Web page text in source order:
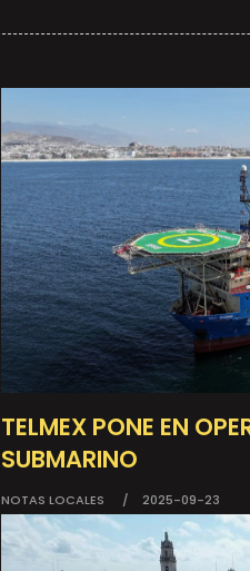
TELMEX PONE EN
SUBMARINO
NOTAS LOCALES 2025-09-23